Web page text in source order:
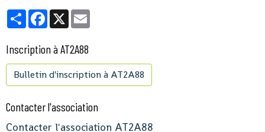
PartagerFacebook
X
Inscription à AT2A88
Bulletin d'inscription à AT2A88
Contacter l'association
Contacter l'association AT2A88